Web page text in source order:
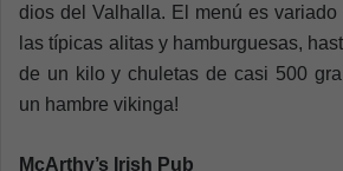
dios del Valhalla. El menú es
las típicas alitas y hamburguesas,
de un kilo y chuletas de casi 500
un hambre vikinga!
McArthy’s Irish Pub